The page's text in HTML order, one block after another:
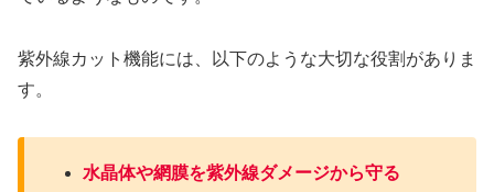
紫外線カット機能には、以下のような大切な役割がありま
す。
水晶体や網膜を紫外線ダメージから守る